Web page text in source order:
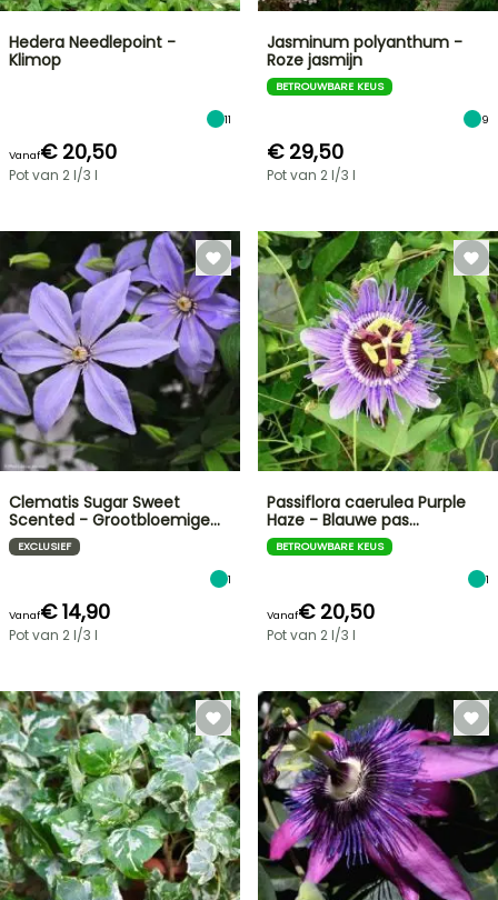
Hedera Needlepoint -
Klimop
11
Vanaf€ 20,50
Pot van 2 l/3 l
Jasminum polyanthum -
Roze jasmijn
BETROUWBARE KEUS
9
€ 29,50
Pot van 2 l/3 l
Clematis Sugar Sweet
Scented - Grootbloemige…
EXCLUSIEF
1
Vanaf€ 14,90
Pot van 2 l/3 l
Passiflora caerulea Purple
Haze - Blauwe pas…
BETROUWBARE KEUS
1
Vanaf€ 20,50
Pot van 2 l/3 l